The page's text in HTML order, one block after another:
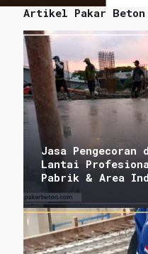
Artikel Pakar Beton
Jasa Pengecoran
Lantai
Pabrik & Area